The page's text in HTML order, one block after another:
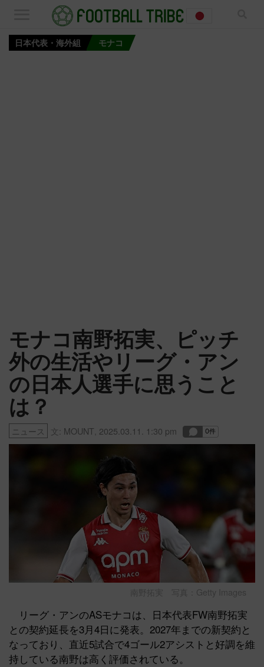
日本代表・海外組 モナコ
モナコ南野拓実、ピッチ
外の生活やリーグ・アン
の日本人選手に思うこと
は？
ニュース 文: MOUNT 2025.03.11. 1:30 pm
南野拓実 写真：Getty Images
リーグ・アンのASモナコは、日本代表FW南野拓実
との契約延長を3月4日に発表。2027年までの新契約と
なっており、直近5試合で4ゴール2アシストと好調を維
持している南野は高く評価されている。